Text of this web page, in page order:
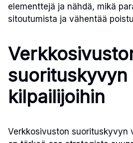
elementtejä ja nähdä, mikä
sitoutumista ja vähentää
suorituskyvyn
kilpailijoihin
Verkkosivuston suorituskyvyn